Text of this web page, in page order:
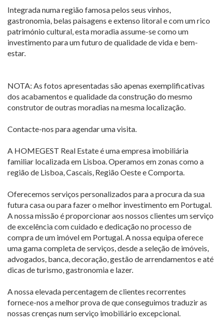
Integrada numa região famosa pelos seus vinhos,
gastronomia, belas paisagens e extenso litoral e com um rico
património cultural, esta moradia assume-se como um
investimento para um futuro de qualidade de vida e bem-
estar.
NOTA: As fotos apresentadas são apenas exemplificativas
dos acabamentos e qualidade da construção do mesmo
construtor de outras moradias na mesma localização.
Contacte-nos para agendar uma visita.
A HOMEGEST Real Estate é uma empresa imobiliária
familiar localizada em Lisboa. Operamos em zonas como a
região de Lisboa, Cascais, Região Oeste e Comporta.
Oferecemos serviços personalizados para a procura da sua
futura casa ou para fazer o melhor investimento em Portugal.
A nossa missão é proporcionar aos nossos clientes um serviço
de excelência com cuidado e dedicação no processo de
compra de um imóvel em Portugal. A nossa equipa oferece
uma gama completa de serviços, desde a seleção de imóveis,
advogados, banca, decoração, gestão de arrendamentos e até
dicas de turismo, gastronomia e lazer.
A nossa elevada percentagem de clientes recorrentes
fornece-nos a melhor prova de que conseguimos traduzir as
nossas crenças num serviço imobiliário excepcional.